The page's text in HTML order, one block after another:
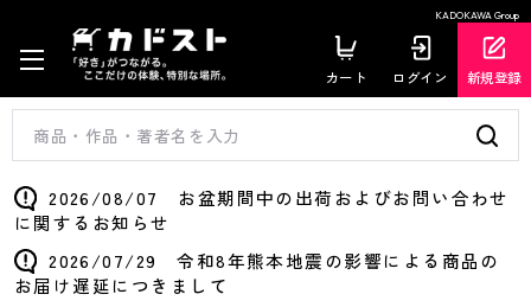
KADOKAWA Group
カート ログイン 新規登録
2026/08/07 お盆期間中の出荷およびお問い合わせ
に関するお知らせ
2026/07/29 令和8年熊本地震の影響による商品の
お届け遅延につきまして